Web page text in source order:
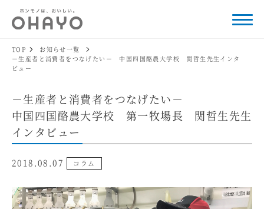
TOP
お知らせ一覧
－生産者と消費者をつなげたい－ 中国四国酪農大学校 関哲生先生インタ
ビュー
－生産者と消費者をつなげたい－
中国四国酪農大学校 第一牧場長 関哲生先生
インタビュー
2018.08.07 コラム